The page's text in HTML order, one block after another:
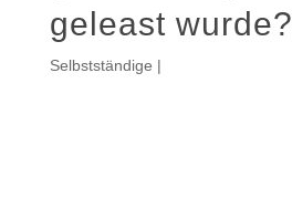
geleast wurde?
Selbstständige |